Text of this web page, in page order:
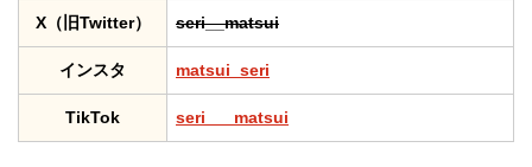
X（旧Twitter） seri__matsui
インスタ matsui_seri
TikTok seri___matsui